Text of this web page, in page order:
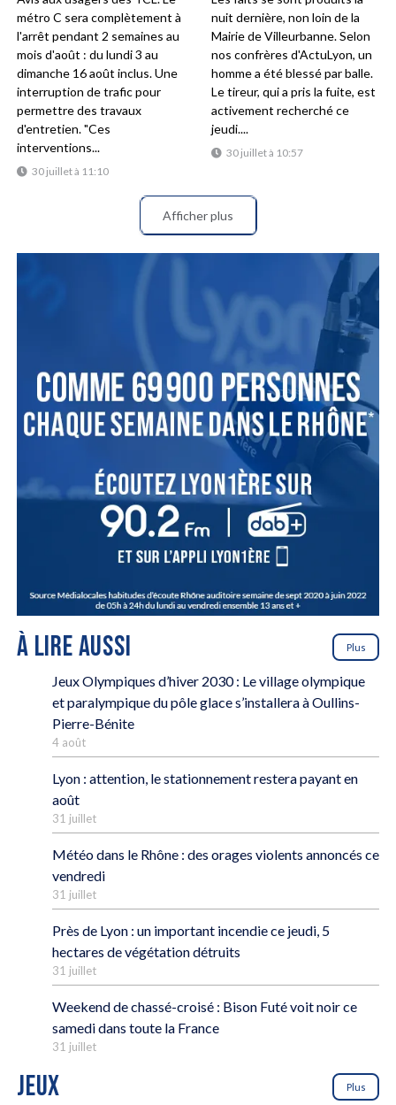
30 juillet à 11:10
métro C sera complètement à
l'arrêt pendant 2 semaines au
mois d'août : du lundi 3 au
dimanche 16 août inclus. Une
interruption de trafic pour
permettre des travaux
d'entretien. "Ces
interventions...
30 juillet à 10:57
nuit dernière, non loin de la
Mairie de Villeurbanne. Selon
nos confrères d'ActuLyon, un
homme a été blessé par balle.
Le tireur, qui a pris la fuite, est
activement recherché ce
jeudi....
Afficher plus
À LIRE AUSSI Plus
Jeux Olympiques d’hiver 2030 : Le village olympique
et paralympique du pôle glace s’installera à Oullins-
Pierre-Bénite
4 août
Lyon : attention, le stationnement restera payant en
août
31 juillet
Météo dans le Rhône : des orages violents annoncés ce
vendredi
31 juillet
Près de Lyon : un important incendie ce jeudi, 5
hectares de végétation détruits
31 juillet
Weekend de chassé-croisé : Bison Futé voit noir ce
samedi dans toute la France
31 juillet
JEUX Plus